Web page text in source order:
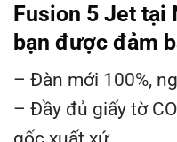
Fusion 5 Jet tại
bạn được đảm
– Đàn mới 100%,
– Đầy đủ giấy tờ